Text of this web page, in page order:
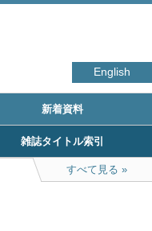
English
新着資料
雑誌タイトル索引
すべて見る